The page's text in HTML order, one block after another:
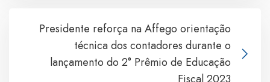
Presidente reforça na Affego orientação
técnica dos contadores durante o
lançamento do 2° Prêmio de Educação
Fiscal 2023